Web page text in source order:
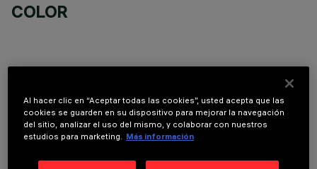
COLOR
COMPONENTES OPCIONALES
Al hacer clic en “Aceptar todas las cookies”, usted acepta que las
cookies se guarden en su dispositivo para mejorar la navegación
del sitio, analizar el uso del mismo, y colaborar con nuestros
estudios para marketing. Más información